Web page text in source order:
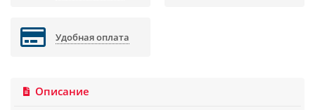
Удобная оплата
Описание